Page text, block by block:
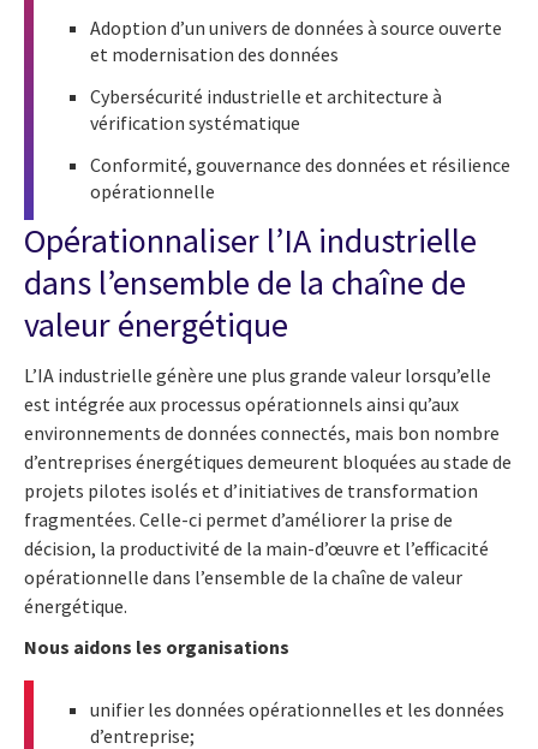
Adoption d’un univers de données à source ouverte
et modernisation des données
Cybersécurité industrielle et architecture à
vérification systématique
Conformité, gouvernance des données et résilience
opérationnelle
Opérationnaliser l’IA industrielle
dans l’ensemble de la chaîne de
valeur énergétique
L’IA industrielle génère une plus grande valeur lorsqu’elle
est intégrée aux processus opérationnels ainsi qu’aux
environnements de données connectés, mais bon nombre
d’entreprises énergétiques demeurent bloquées au stade de
projets pilotes isolés et d’initiatives de transformation
fragmentées. Celle-ci permet d’améliorer la prise de
décision, la productivité de la main-d’œuvre et l’efficacité
opérationnelle dans l’ensemble de la chaîne de valeur
énergétique.
Nous aidons les organisations
unifier les données opérationnelles et les données
d’entreprise;